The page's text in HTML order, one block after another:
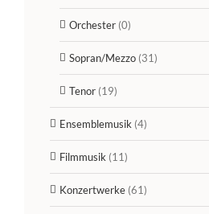
Orchester (0)
Sopran/Mezzo (31)
Tenor (19)
Ensemblemusik (4)
Filmmusik (11)
Konzertwerke (61)